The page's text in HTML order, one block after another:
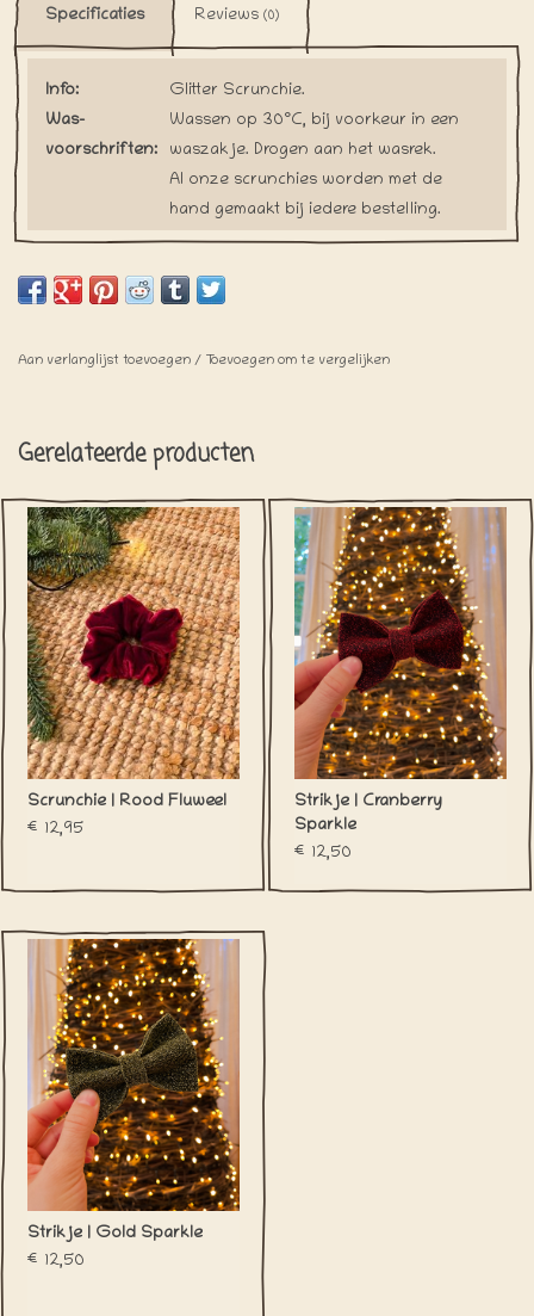
Specificaties Reviews (0)
Info:
Glitter Scrunchie.
Was-
voorschriften:
Wassen op 30°C, bij voorkeur in een
waszakje. Drogen aan het wasrek.
Levertijd:
Al onze scrunchies worden met de
hand gemaakt bij iedere bestelling.
Hierdoor willen we verspilling tegen
iets langere verzendtijden.
Aan verlanglijst toevoegen / Toevoegen om te vergelijken
Gerelateerde producten
Scrunchie | Rood Fluweel
€12,95
Strikje | Cranberry
Sparkle
€12,50
Strikje | Gold Sparkle
€12,50